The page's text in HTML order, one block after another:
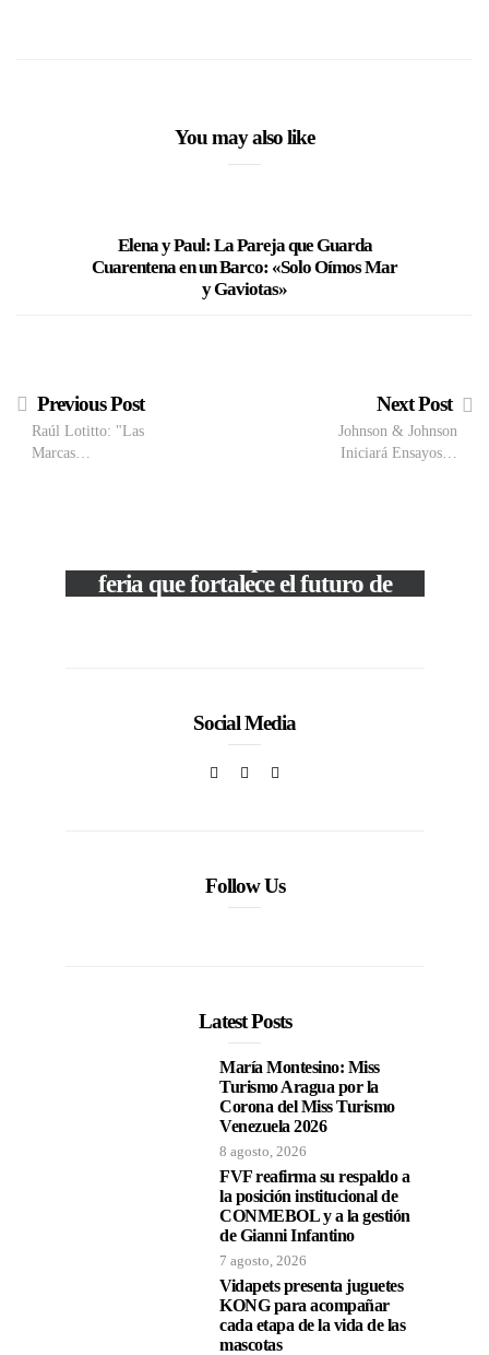
You may also like
Elena y Paul: La Pareja que Guarda
Cuarentena en un Barco: «Solo Oímos Mar
y Gaviotas»
Previous Post
Raúl Lotitto: "Las
Marcas…
Next Post
Johnson & Johnson
Iniciará Ensayos…
feria que fortalece el futuro de
Social Media
Follow Us
Latest Posts
María Montesino: Miss
Turismo Aragua por la
Corona del Miss Turismo
Venezuela 2026
8 agosto, 2026
FVF reafirma su respaldo a
la posición institucional de
CONMEBOL y a la gestión
de Gianni Infantino
7 agosto, 2026
Vidapets presenta juguetes
KONG para acompañar
cada etapa de la vida de las
mascotas